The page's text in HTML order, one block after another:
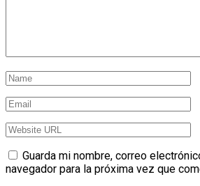
Guarda mi nombre, correo
navegador para la próxima vez que